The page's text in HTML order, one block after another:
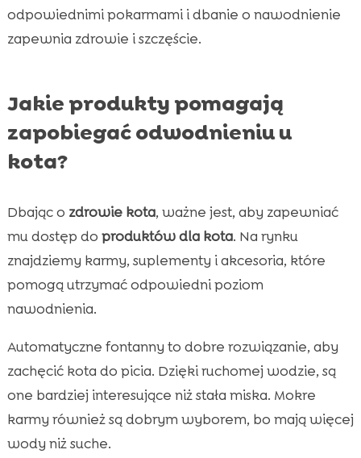
odpowiednimi pokarmami i dbanie o nawodnienie
zapewnia zdrowie i szczęście.
Jakie produkty pomagają
zapobiegać odwodnieniu u
kota?
Dbając o zdrowie kota, ważne jest, aby zapewniać
mu dostęp do produktów dla kota. Na rynku
znajdziemy karmy, suplementy i akcesoria, które
pomogą utrzymać odpowiedni poziom
nawodnienia.
Automatyczne fontanny to dobre rozwiązanie, aby
zachęcić kota do picia. Dzięki ruchomej wodzie, są
one bardziej interesujące niż stała miska. Mokre
karmy również są dobrym wyborem, bo mają więcej
wody niż suche.